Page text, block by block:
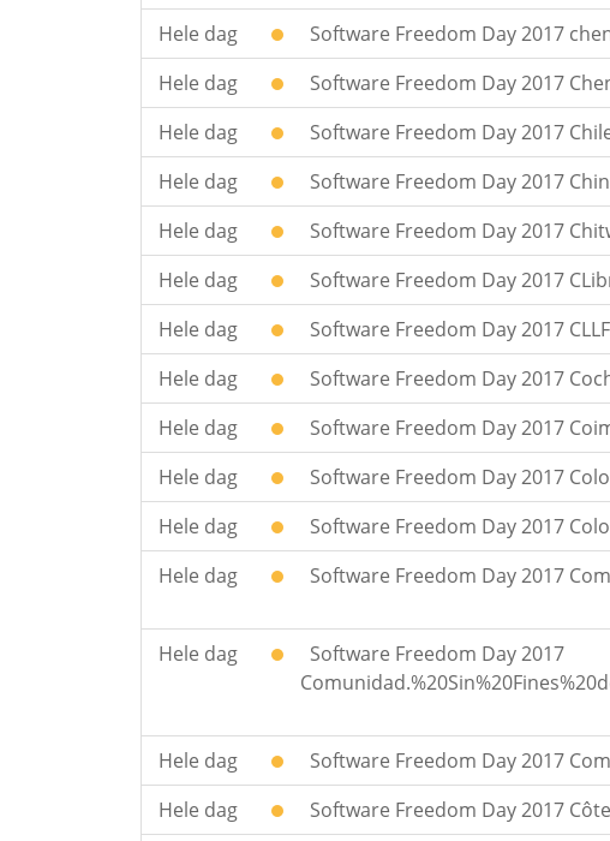
Hele dag
Software Freedom Day 2017
Hele dag
Software Freedom Day 2017
Hele dag
Software Freedom Day 2017
Hele dag
Software Freedom Day 2017
Hele dag
Software Freedom Day 2017
Hele dag
Software Freedom Day 2017
Hele dag
Software Freedom Day 2017
Hele dag
Software Freedom Day 2017
Hele dag
Software Freedom Day 2017
Hele dag
Software Freedom Day 2017
Hele dag
Software Freedom Day 2017
Hele dag
Software Freedom Day 2017
Hele dag
Software Freedom Day 2017
Hele dag
Software Freedom Day 2017
Hele dag
Software Freedom Day 2017